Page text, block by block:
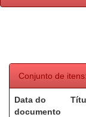
Conjunto de itens:
Data do
documento